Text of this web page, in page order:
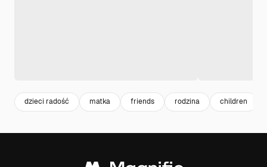
dzieci radość matka friends rodzina children